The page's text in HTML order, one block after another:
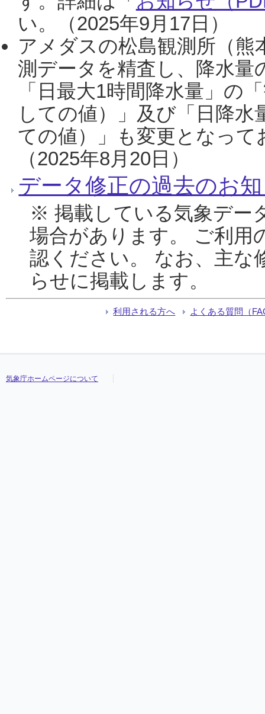
い。（2025年9月17日）
アメダスの松島観測所（熊
測データを精査し、降水
「日最大1時間降水量」の
しての値）」及び「日降
ての値）」も変更となっ
（2025年8月20日）
データ修正の過去のお
※ 掲載している気象デー
場合があります。 ご利用
認ください。 なお、主な
らせに掲載します。
利用される方へ よくある質問（
気象庁ホームページについて